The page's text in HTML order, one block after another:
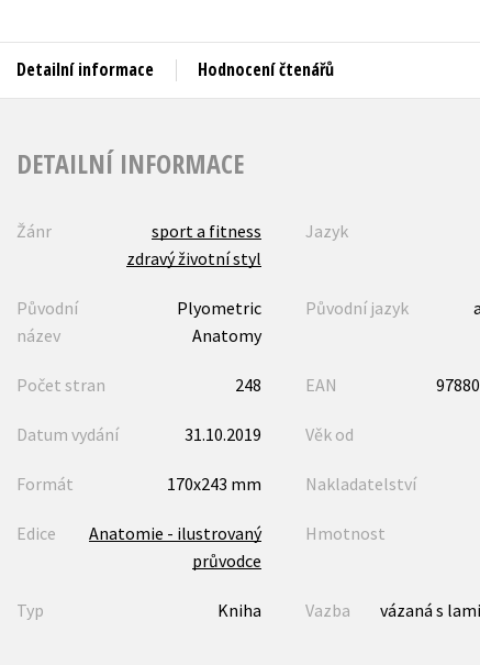
Detailní informace Hodnocení čtenářů
DETAILNÍ INFORMACE
Žánr
sport a fitness
zdravý životní styl
Jazyk
Původní
název
Plyometric
Anatomy
Původní jazyk
Počet stran 248 EAN
Datum vydání 31.10.2019 Věk od
Formát 170x243 mm Nakladatelství
Edice
Anatomie - ilustrovaný
průvodce
Hmotnost
Typ Kniha Vazba
vázaná s